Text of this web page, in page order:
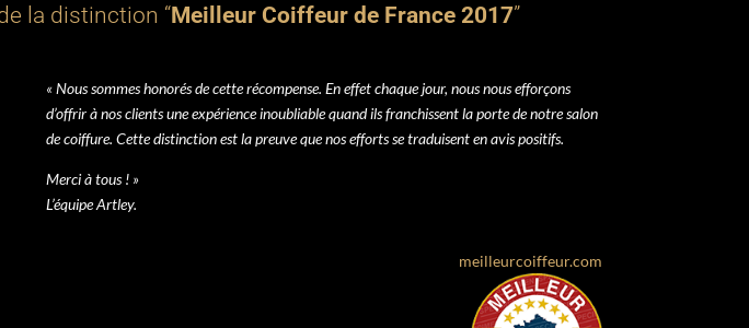
la distinction “Meilleur Coiffeur de France 2017”
« Nous sommes honorés de cette récompense. En effet chaque jour, nous nous efforçons
d’offrir à nos clients une expérience inoubliable quand ils franchissent la porte de notre salon
de coiffure. Cette distinction est la preuve que nos efforts se traduisent en avis positifs.
Merci à tous ! »
L’équipe Artley.
meilleurcoiffeur.com